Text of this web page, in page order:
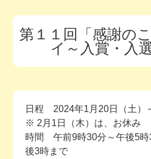
チームの紹
活動報告ブ
今月の予
第１１回「感謝の
イ～入賞・入
日程 2024年1月20日（土
※ 2月1日（木）は、お休み
時間 午前9時30分～午後5
後3時まで